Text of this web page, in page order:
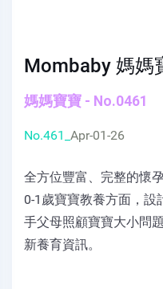
Mombaby 媽媽
媽媽寶寶 - No.0461
No.461_ Apr-01-26
全方位豐富、完整的懷
0-1歲寶寶教養方面，
手父母照顧寶寶大小問
新養育資訊。